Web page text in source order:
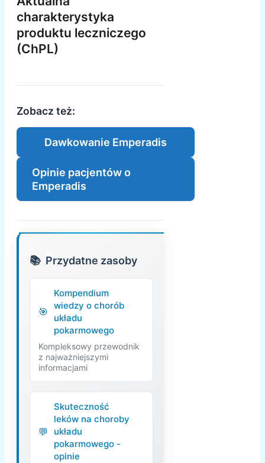
charakterystyka
produktu leczniczego
(ChPL)
Zobacz też:
Dawkowanie Emperadis
Opinie pacjentów o
Emperadis
Przydatne zasoby
Kompendium
wiedzy o chorób
układu
pokarmowego
Kompleksowy przewodnik
z najważniejszymi
informacjami
Skuteczność
leków na choroby
układu
pokarmowego -
opinie